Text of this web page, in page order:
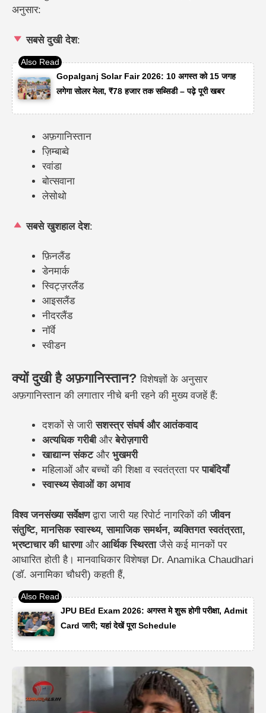
अनुसार:
सबसे दुखी देश:
Gopalganj Solar Fair 2026: 10 अगस्त को 15 जगह
लगेगा सोलर मेला, ₹78 हजार तक सब्सिडी – पढ़े पूरी खबर
अफ़गानिस्तान
ज़िम्बाब्वे
रवांडा
बोत्सवाना
लेसोथो
सबसे खुशहाल देश:
फ़िनलैंड
डेनमार्क
स्विट्ज़रलैंड
आइसलैंड
नीदरलैंड
नॉर्वे
स्वीडन
क्यों दुखी है अफ़गानिस्तान?विशेषज्ञों के अनुसार
अफ़गानिस्तान की लगातार नीचे बनी रहने की मुख्य वजहें हैं:
दशकों से जारीसशस्त्र संघर्ष और आतंकवाद
अत्यधिक गरीबीऔरबेरोज़गारी
खाद्यान्न संकटऔर भुखमरी
महिलाओं और बच्चों की शिक्षा व स्वतंत्रता परपाबंदियाँ
स्वास्थ्य सेवाओं का अभाव
विश्व जनसंख्या सर्वेक्षणद्वारा जारी यह रिपोर्ट नागरिकों कीजीवन
संतुष्टि, मानसिक स्वास्थ्य, सामाजिक समर्थन, व्यक्तिगत स्वतंत्रता,
भ्रष्टाचार की धारणाऔर आर्थिक स्थिरताजैसे कई मानकों पर
आधारित होती है। मानवाधिकार विशेषज्ञ Dr. Anamika Chaudhari
(डॉ. अनामिका चौधरी) कहती हैं,
JPU BEd Exam 2026: अगस्त मे शुरू होगी परीक्षा, Admit
Card जारी; यहां देखें पूरा Schedule